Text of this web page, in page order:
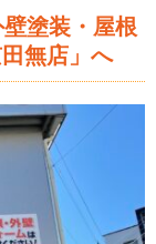
塗装・屋根
無店」へ